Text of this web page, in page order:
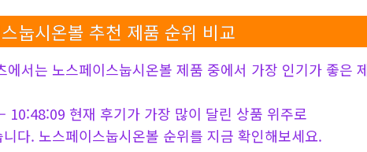
눕시온볼 추천 제품 순위 비교
에서는 노스페이스눕시온볼 제품 중에서 가장 인기가 좋은
10:48:09 현재 후기가 가장 많이 달린 상품 위주로
다. 노스페이스눕시온볼 순위를 지금 확인해보세요.